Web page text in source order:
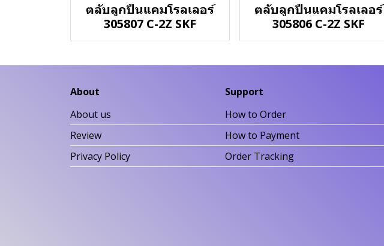
ตลับลูกปืนแคมโรลเลอร์
305807 C-2Z SKF
ตลับลูกปืนแคมโรลเลอร์
305806 C-2Z SKF
About
About us
Review
Privacy Policy
Support
How to Order
How to Payment
Order Tracking